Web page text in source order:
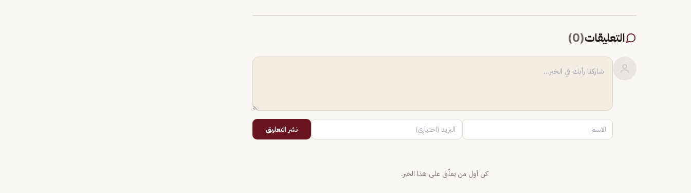
التعليقات(
0
)
نشر التعليق
كن أول من يعلّق على هذا الخبر.